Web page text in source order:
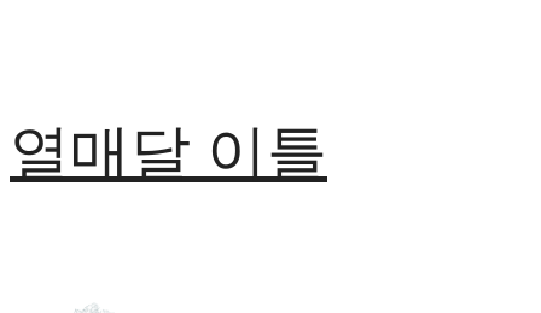
열매달 이틀